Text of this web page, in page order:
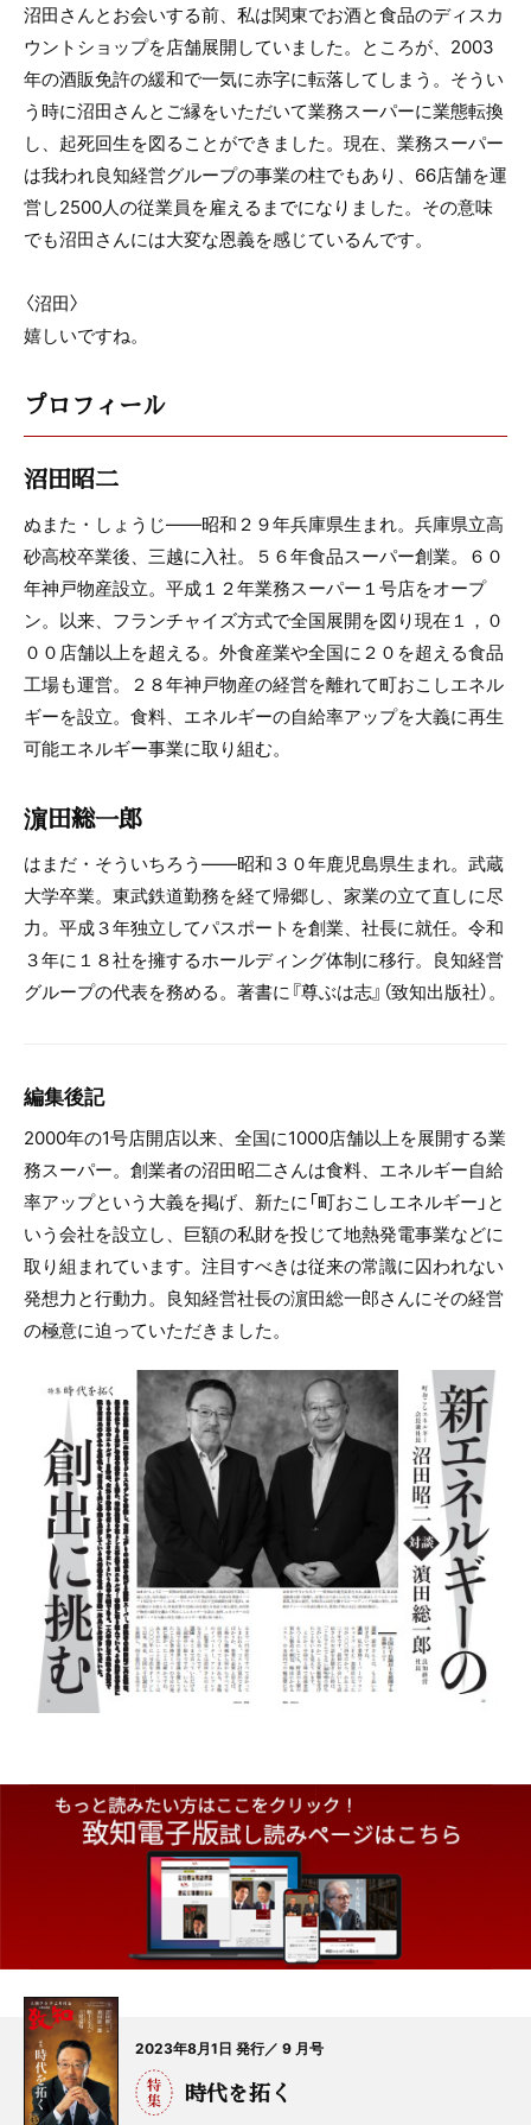
沼田さんとお会いする前、私は関東でお酒と食品のディスカ
ウントショップを店舗展開していました。ところが、2003
年の酒販免許の緩和で一気に赤字に転落してしまう。そうい
う時に沼田さんとご縁をいただいて業務スーパーに業態転換
し、起死回生を図ることができました。現在、業務スーパー
は我われ良知経営グループの事業の柱でもあり、66店舗を運
営し2500人の従業員を雇えるまでになりました。その意味
でも沼田さんには大変な恩義を感じているんです。
〈沼田〉
嬉しいですね。
プロフィール
沼田昭二
ぬまた・しょうじ――昭和２９年兵庫県生まれ。兵庫県立高
砂高校卒業後、三越に入社。５６年食品スーパー創業。６０
年神戸物産設立。平成１２年業務スーパー１号店をオープ
ン。以来、フランチャイズ方式で全国展開を図り現在１，０
００店舗以上を超える。外食産業や全国に２０を超える食品
工場も運営。２８年神戸物産の経営を離れて町おこしエネル
ギーを設立。食料、エネルギーの自給率アップを大義に再生
可能エネルギー事業に取り組む。
濵田総一郎
はまだ・そういちろう――昭和３０年鹿児島県生まれ。武蔵
大学卒業。東武鉄道勤務を経て帰郷し、家業の立て直しに尽
力。平成３年独立してパスポートを創業、社長に就任。令和
３年に１８社を擁するホールディング体制に移行。良知経営
グループの代表を務める。著書に『尊ぶは志』（致知出版社）。
編集後記
2000年の1号店開店以来、全国に1000店舗以上を展開する業
務スーパー。創業者の沼田昭二さんは食料、エネルギー自給
率アップという大義を掲げ、新たに「町おこしエネルギー」と
いう会社を設立し、巨額の私財を投じて地熱発電事業などに
取り組まれています。注目すべきは従来の常識に囚われない
発想力と行動力。良知経営社長の濵田総一郎さんにその経営
の極意に迫っていただきました。
2023年8月1日 発行／ 9 月号
時代を拓く